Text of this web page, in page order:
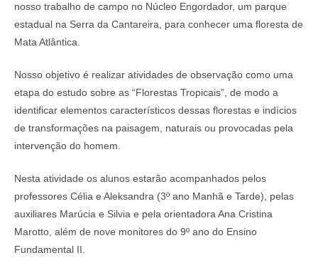
nosso trabalho de campo no Núcleo Engordador, um parque
estadual na Serra da Cantareira, para conhecer uma floresta de
Mata Atlântica.
Nosso objetivo é realizar atividades de observação como uma
etapa do estudo sobre as “Florestas Tropicais”, de modo a
identificar elementos característicos dessas florestas e indícios
de transformações na paisagem, naturais ou provocadas pela
intervenção do homem.
Nesta atividade os alunos estarão acompanhados pelos
professores Célia e Aleksandra (3º ano Manhã e Tarde), pelas
auxiliares Marúcia e Silvia e pela orientadora Ana Cristina
Marotto, além de nove monitores do 9º ano do Ensino
Fundamental II.